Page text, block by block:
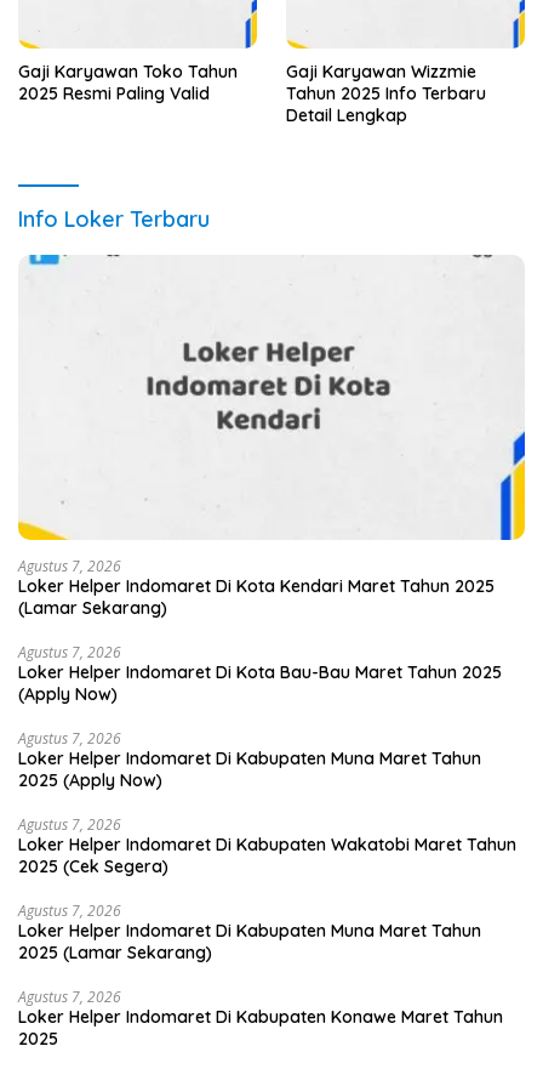
Gaji Karyawan Toko Tahun
2025 Resmi Paling Valid
Gaji Karyawan Wizzmie
Tahun 2025 Info Terbaru
Detail Lengkap
Info Loker Terbaru
Agustus 7, 2026
Loker Helper Indomaret Di Kota Kendari Maret Tahun 2025
(Lamar Sekarang)
Agustus 7, 2026
Loker Helper Indomaret Di Kota Bau-Bau Maret Tahun 2025
(Apply Now)
Agustus 7, 2026
Loker Helper Indomaret Di Kabupaten Muna Maret Tahun
2025 (Apply Now)
Agustus 7, 2026
Loker Helper Indomaret Di Kabupaten Wakatobi Maret Tahun
2025 (Cek Segera)
Agustus 7, 2026
Loker Helper Indomaret Di Kabupaten Muna Maret Tahun
2025 (Lamar Sekarang)
Agustus 7, 2026
Loker Helper Indomaret Di Kabupaten Konawe Maret Tahun
2025